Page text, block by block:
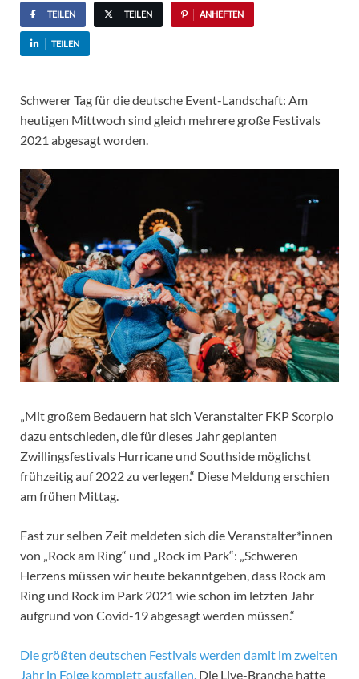
TEILEN TEILEN ANHEFTEN
TEILEN
Schwerer Tag für die deutsche Event-Landschaft: Am
heutigen Mittwoch sind gleich mehrere große Festivals
2021 abgesagt worden.
„Mit großem Bedauern hat sich Veranstalter FKP Scorpio
dazu entschieden, die für dieses Jahr geplanten
Zwillingsfestivals Hurricane und Southside möglichst
frühzeitig auf 2022 zu verlegen.“ Diese Meldung erschien
am frühen Mittag.
Fast zur selben Zeit meldeten sich die Veranstalter*innen
von „Rock am Ring“ und „Rock im Park“: „Schweren
Herzens müssen wir heute bekanntgeben, dass Rock am
Ring und Rock im Park 2021 wie schon im letzten Jahr
aufgrund von Covid-19 abgesagt werden müssen.“
Die größten deutschen Festivals werden damit im zweiten
Jahr in Folge komplett ausfallen. Die Live-Branche hatte